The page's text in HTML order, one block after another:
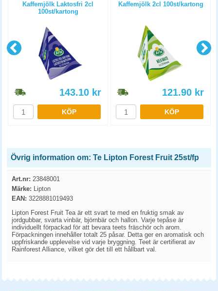
Kaffemjölk Laktosfri 2cl
100st/kartong
143.10 kr
KÖP
Kaffemjölk 2cl 100st/kartong
121.90 kr
KÖP
Övrig information om: Te Lipton Forest Fruit 25st/fp
Art.nr: 23848001
Märke: Lipton
EAN: 3228881019493
Lipton Forest Fruit Tea är ett svart te med en fruktig smak av
jordgubbar, svarta vinbär, björnbär och hallon. Varje tepåse är
individuellt förpackad för att bevara teets fräschör och arom.
Förpackningen innehåller totalt 25 påsar. Detta ger en aromatisk och
uppfriskande upplevelse vid varje bryggning. Teet är certifierat av
Rainforest Alliance, vilket gör det till ett hållbart val.